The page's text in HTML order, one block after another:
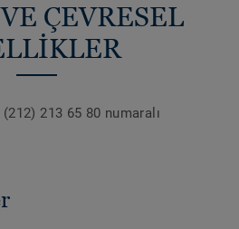
ÇEVRESEL
213 65 80 numaralı